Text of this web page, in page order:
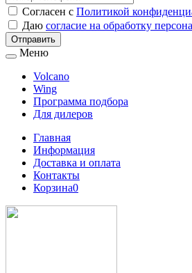
Согласен с Политикой
Даю согласие на обработку
Меню
Volcano
Wing
Программа подбора
Для дилеров
Главная
Информация
Доставка и оплата
Контакты
Корзина0